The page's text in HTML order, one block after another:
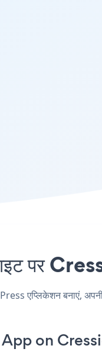
पर
एप्लिकेशन बनाएं,
on